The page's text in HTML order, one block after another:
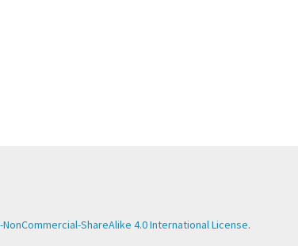
ShareAlike 4.0 International License.